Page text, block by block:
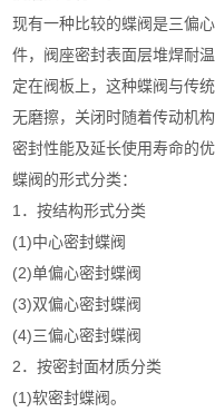
现有一种比较的蝶阀是三偏
件，阀座密封表面层堆焊耐
定在阀板上，这种蝶阀与传
无磨擦，关闭时随着传动机
密封性能及延长使用寿命的优
蝶阀的形式分类：
1．按结构形式分类
(1)中心密封蝶阀
(2)单偏心密封蝶阀
(3)双偏心密封蝶阀
(4)三偏心密封蝶阀
2．按密封面材质分类
(1)软密封蝶阀。